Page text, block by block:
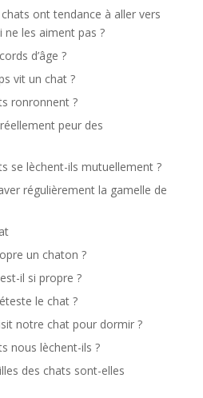
ont tendance à aller vers
ne les aiment pas ?
d’âge ?
vit un chat ?
ronronnent ?
peur des
se lèchent-ils mutuellement ?
régulièrement la gamelle de
un chaton ?
il si propre ?
le chat ?
notre chat pour dormir ?
nous lèchent-ils ?
des chats sont-elles